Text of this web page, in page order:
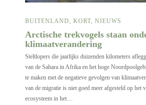
BUITENLAND, KORT, NIEUWS
Arctische trekvogels staan
klimaatverandering
Steltlopers die jaarlijks duizenden kilometers
van de Sahara in Afrika en het hoge
te maken met de negatieve gevolgen van
van de migratie is niet goed meer afgesteld op het
ecosysteem in het…